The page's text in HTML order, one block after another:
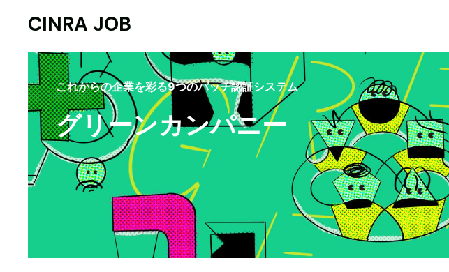
CINRA JOB
これからの企業を彩る9つのバッヂ認証システム
グリーンカンパニー